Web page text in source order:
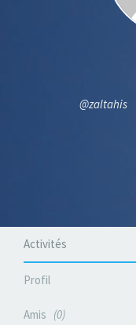
@zaltahis
Activités
Profil
Amis 0